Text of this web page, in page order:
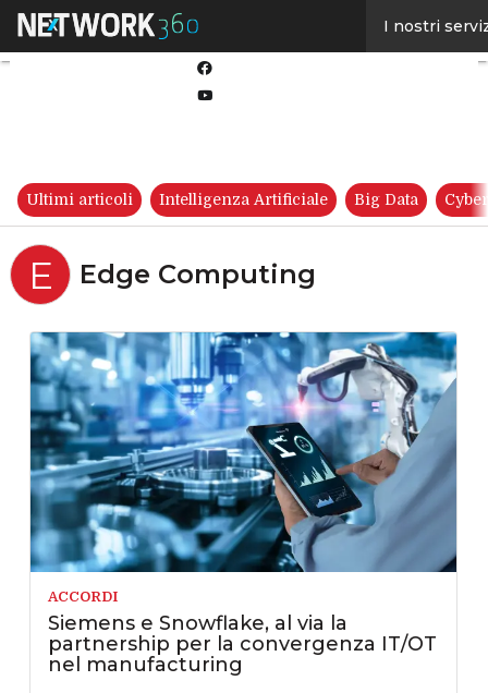
I nostri
Ultimi articoli Intelligenza Artificiale Big Data
E Edge Computing
ACCORDI
Siemens e Snowflake, al via la
partnership per la convergenza IT/OT
nel manufacturing